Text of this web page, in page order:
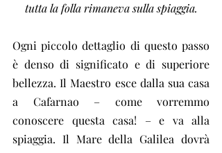
tutta la folla rimaneva sulla spiaggia.
Ogni piccolo dettaglio di questo passo
è denso di significato e di superiore
bellezza. Il Maestro esce dalla sua casa
a Cafarnao – come vorremmo
conoscere questa casa! – e va alla
spiaggia. Il Mare della Galilea dovrà